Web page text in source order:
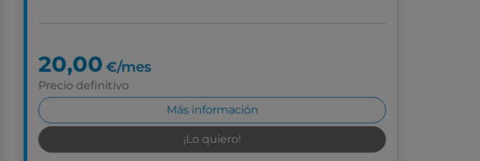
20,00 €/mes
Precio definitivo
Más información
¡Lo quiero!